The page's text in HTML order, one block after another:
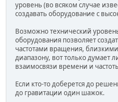
уровень (во всяком случае
создавать оборудование с
Возможно технический
оборудования позволяет
частотами вращения,
диапазону, вот только думает
взаимосвязи времени и
Если кто-то доберется до
до гравитации один шажок.